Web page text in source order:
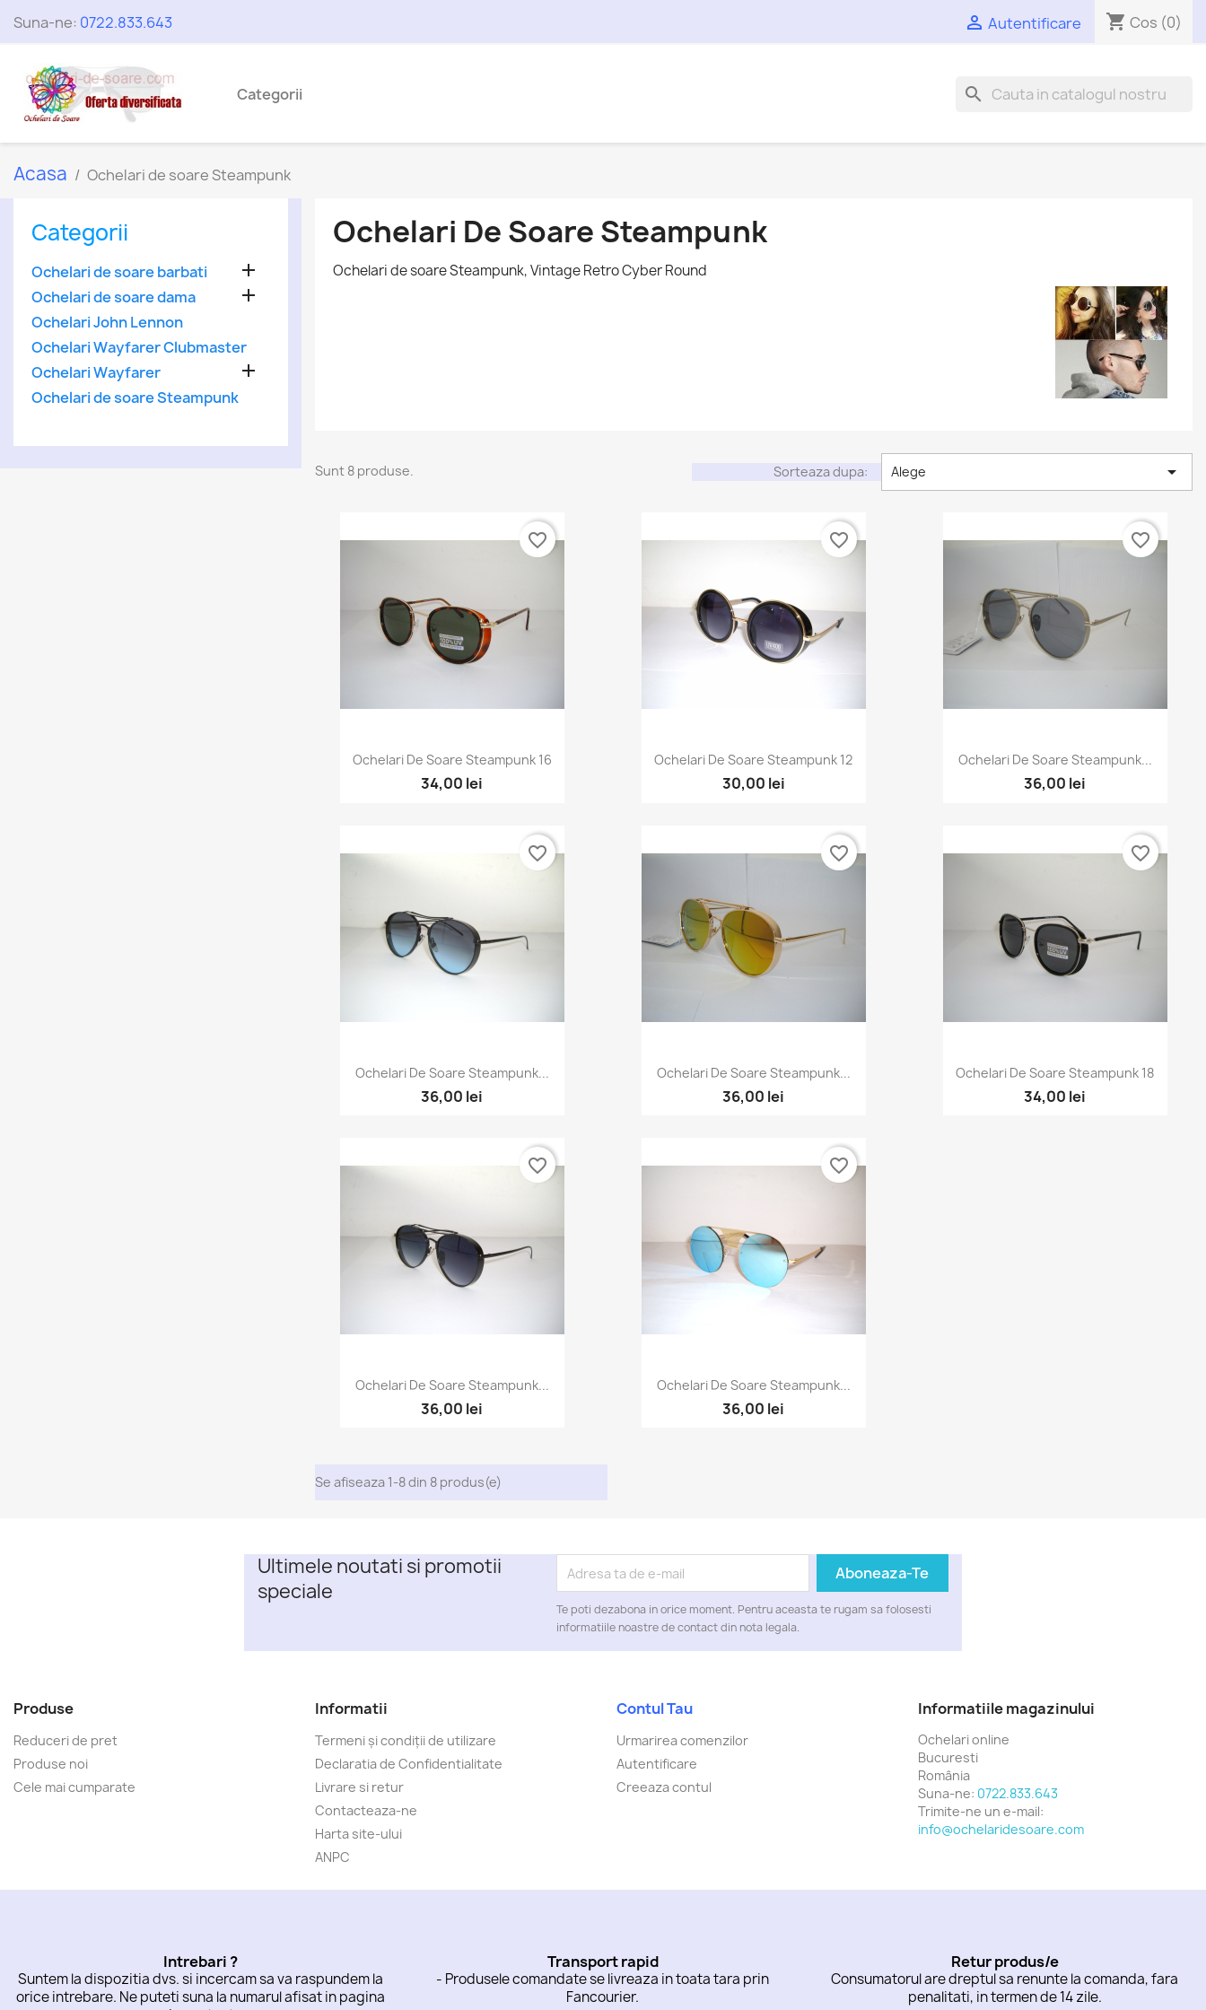
Suna-ne: 0722.833.643  Autentificare shopping_cart Cos (0)
Categorii search
Acasa Ochelari de soare Steampunk
Categorii
Ochelari de soare barbati 
Ochelari de soare dama 
Ochelari John Lennon
Ochelari Wayfarer Clubmaster
Ochelari Wayfarer

Ochelari de soare Steampunk
Ochelari De Soare Steampunk
Ochelari de soare Steampunk, Vintage Retro Cyber Round
Sunt 8 produse. Sorteaza dupa: Alege 
Ochelari De Soare Steampunk 16
34,00 lei
favorite_border
Ochelari De Soare Steampunk 12
30,00 lei
favorite_border
Ochelari De Soare Steampunk...
36,00 lei
favorite_border
Ochelari De Soare Steampunk...
36,00 lei
favorite_border
Ochelari De Soare Steampunk...
36,00 lei
favorite_border
Ochelari De Soare Steampunk 18
34,00 lei
favorite_border
Ochelari De Soare Steampunk...
36,00 lei
favorite_border
Ochelari De Soare Steampunk...
36,00 lei
favorite_border
Se afiseaza 1-8 din 8 produs(e)
Ultimele noutati si promotii
speciale
Te poti dezabona in orice moment. Pentru aceasta te rugam sa folosesti
informatiile noastre de contact din nota legala.
Produse
Reduceri de pret
Produse noi
Cele mai cumparate
Informatii
Termeni și condiții de utilizare
Declaratia de Confidentialitate
Livrare si retur
Contacteaza-ne
Harta site-ului
ANPC
Contul Tau
Urmarirea comenzilor
Autentificare
Creeaza contul
Informatiile magazinului
Ochelari online
Bucuresti
România
Suna-ne: 0722.833.643
Trimite-ne un e-mail:
info@ochelaridesoare.com
Intrebari ?
Suntem la dispozitia dvs. si incercam sa va raspundem la
orice intrebare. Ne puteti suna la numarul afisat in pagina
Transport rapid
- Produsele comandate se livreaza in toata tara prin
Fancourier.
Retur produs/e
Consumatorul are dreptul sa renunte la comanda, fara
penalitati, in termen de 14 zile.